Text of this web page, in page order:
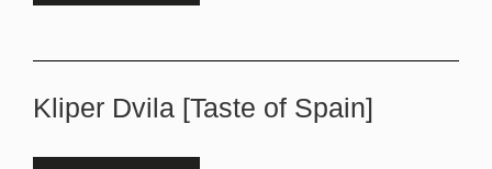
Kliper Dvila [Taste of Spain]